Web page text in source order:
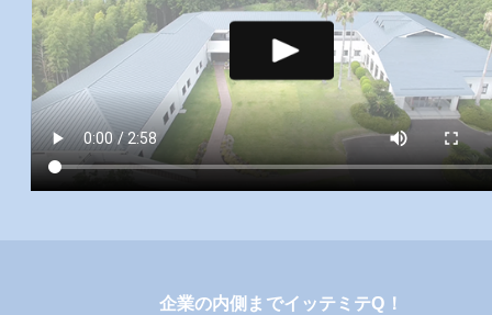
企業の内側までイッテミテQ！